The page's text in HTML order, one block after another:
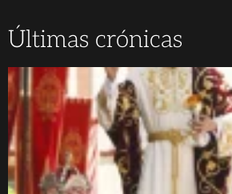
Últimas crónicas